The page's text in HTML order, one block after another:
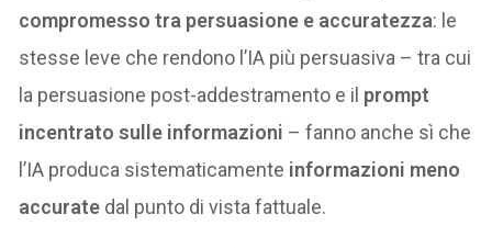
compromesso tra persuasione e accuratezza: le
stesse leve che rendono l’IA più persuasiva – tra cui
la persuasione post-addestramento e il prompt
incentrato sulle informazioni – fanno anche sì che
l’IA produca sistematicamente informazioni meno
accurate dal punto di vista fattuale.